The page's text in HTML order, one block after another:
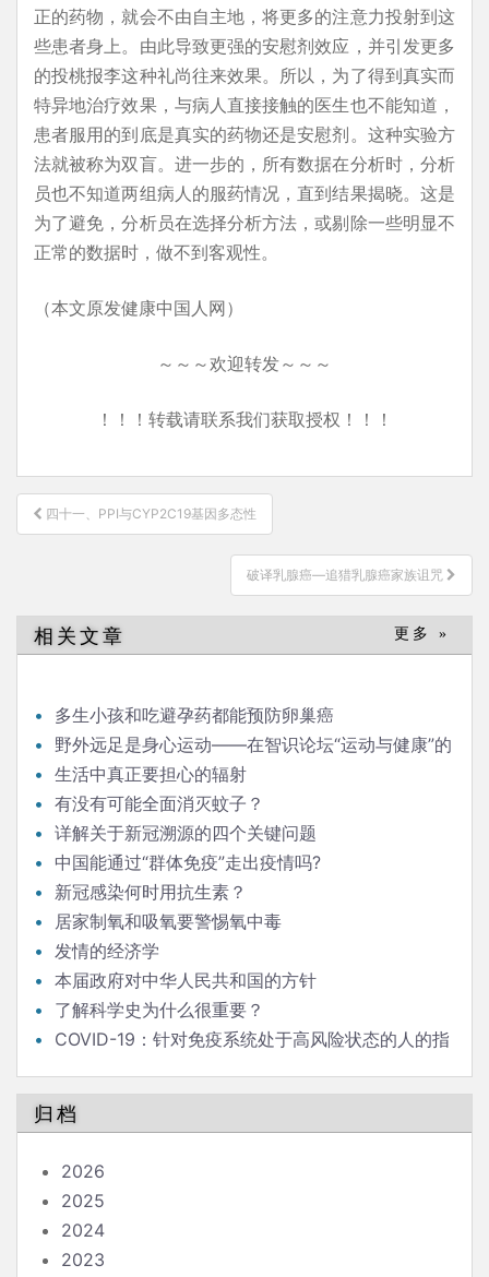
正的药物，就会不由自主地，将更多的注意力投射到这
些患者身上。由此导致更强的安慰剂效应，并引发更多
的投桃报李这种礼尚往来效果。所以，为了得到真实而
特异地治疗效果，与病人直接接触的医生也不能知道，
患者服用的到底是真实的药物还是安慰剂。这种实验方
法就被称为双盲。进一步的，所有数据在分析时，分析
员也不知道两组病人的服药情况，直到结果揭晓。这是
为了避免，分析员在选择分析方法，或剔除一些明显不
正常的数据时，做不到客观性。
（本文原发健康中国人网）
～～～欢迎转发～～～
！！！转载请联系我们获取授权！！！
文
章
四十一、PPI与CYP2C19基因多态性
破译乳腺癌—追猎乳腺癌家族诅咒
相关文章 更多 »
多生小孩和吃避孕药都能预防卵巢癌
野外远足是身心运动——在智识论坛“运动与健康”的
发言生活中真正要担心的辐射
有没有可能全面消灭蚊子？
详解关于新冠溯源的四个关键问题
中国能通过“群体免疫”走出疫情吗?
新冠感染何时用抗生素？
居家制氧和吸氧要警惕氧中毒
发情的经济学
本届政府对中华人民共和国的方针
了解科学史为什么很重要？
COVID-19：针对免疫系统处于高风险状态的人的指
归档
2026
2025
2024
2023